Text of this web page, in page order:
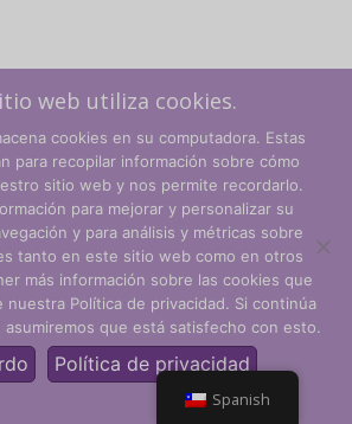
y condiciones
Política de privacidad
Suite Global Inc. Todos los derechos
reservados.
Spanish
web utiliza cookies.
cookies en su computadora. Estas
para recopilar información sobre cómo
sitio web y nos permite recordarlo.
para mejorar y personalizar su
y para análisis y métricas sobre
tanto en este sitio web como en otros
más información sobre las cookies que
nuestra Política de privacidad. Si continúa
que está satisfecho con esto.
Política de privacidad